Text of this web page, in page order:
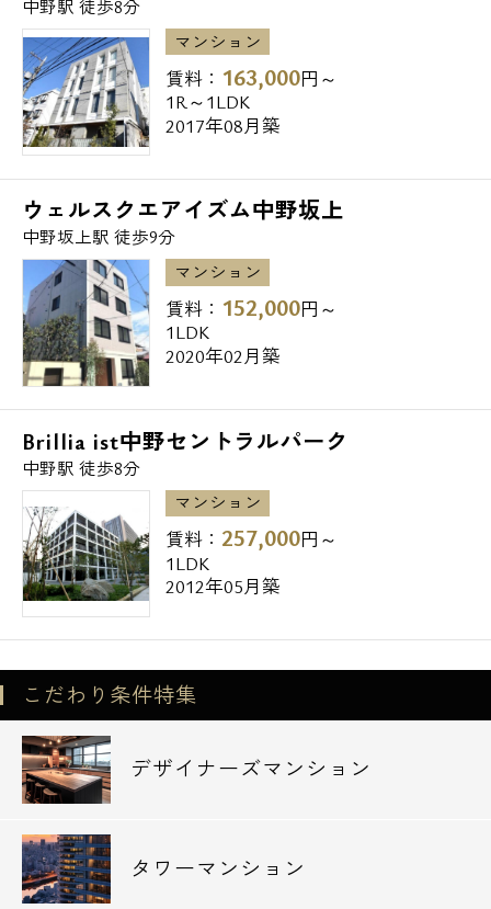
中野駅 徒歩8分
マンション
賃料： 163,000円～
1R～1LDK
2017年08月築
ウェルスクエアイズム中野坂上
中野坂上駅 徒歩9分
マンション
賃料： 152,000円～
1LDK
2020年02月築
Brillia ist中野セントラルパーク
中野駅 徒歩8分
マンション
賃料： 257,000円～
1LDK
2012年05月築
こだわり条件特集
デザイナーズマンション
タワーマンション